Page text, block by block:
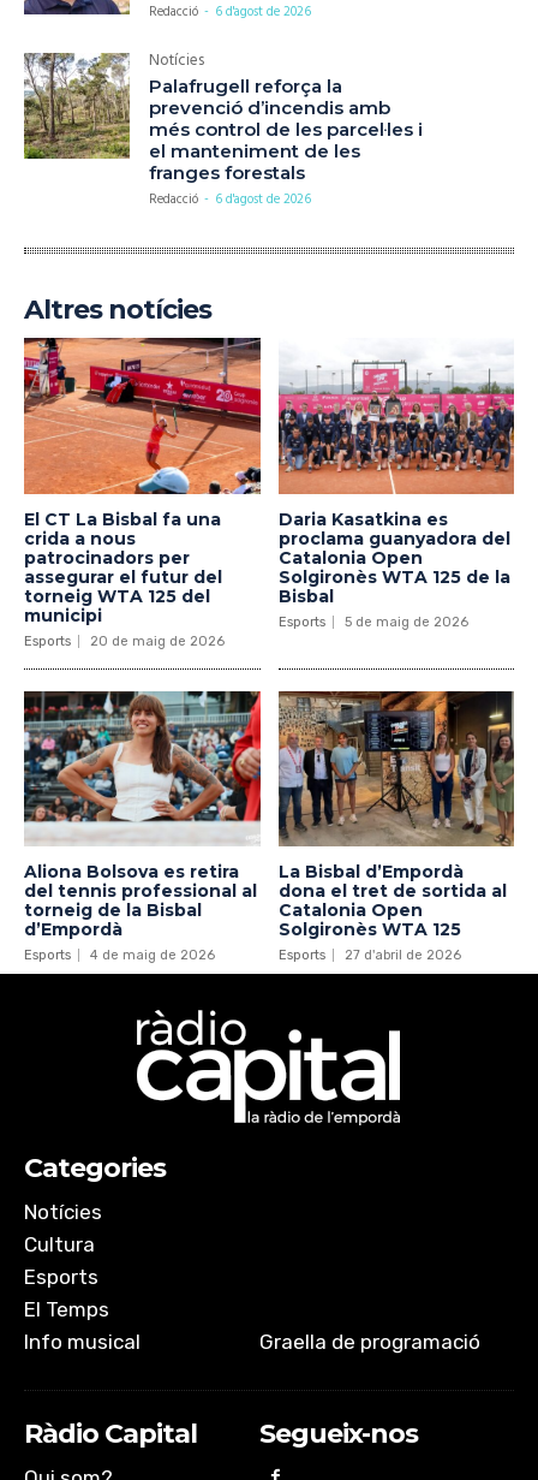
Redacció - 6 d'agost de 2026
Notícies
Palafrugell reforça la
prevenció d’incendis amb
més control de les parcel·les i
el manteniment de les
franges forestals
Redacció - 6 d'agost de 2026
Altres notícies
El CT La Bisbal fa una
crida a nous
patrocinadors per
assegurar el futur del
torneig WTA 125 del
municipi
Esports 20 de maig de 2026
Daria Kasatkina es
proclama guanyadora del
Catalonia Open
Solgironès WTA 125 de la
Bisbal
Esports 5 de maig de 2026
Aliona Bolsova es retira
del tennis professional al
torneig de la Bisbal
d’Empordà
Esports 4 de maig de 2026
La Bisbal d’Empordà
dona el tret de sortida al
Catalonia Open
Solgironès WTA 125
Esports 27 d'abril de 2026
Categories
Notícies
Cultura
Esports
El Temps
Info musical
Graella de programació
Ràdio Capital Segueix-nos